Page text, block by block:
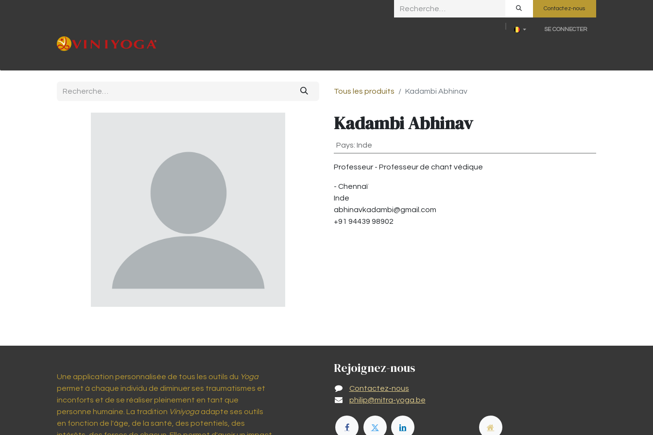
Contactez-nous
SE CONNECTER
Tous les produits Kadambi Abhinav
Kadambi Abhinav
Pays: Inde
Professeur - Professeur de chant védique
- Chennaï
Inde
abhinavkadambi@gmail.com
+91 94439 98902
Une application personnalisée de tous les outils du Yoga
permet à chaque individu de diminuer ses traumatismes et
inconforts et de se réaliser pleinement en tant que
personne humaine. La tradition Viniyogaadapte ses outils
en fonction de l'âge, de la santé, des potentiels, des
Rejoignez-nous
Contactez-nous
philip@mitra-yoga.be